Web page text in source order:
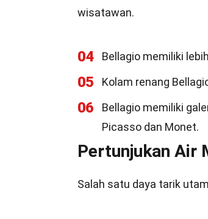
wisatawan.
04 Bellagio memiliki
05 Kolam renang
06
Bellagio memiliki
Picasso dan Monet.
Pertunjukan Air
Salah satu daya tarik